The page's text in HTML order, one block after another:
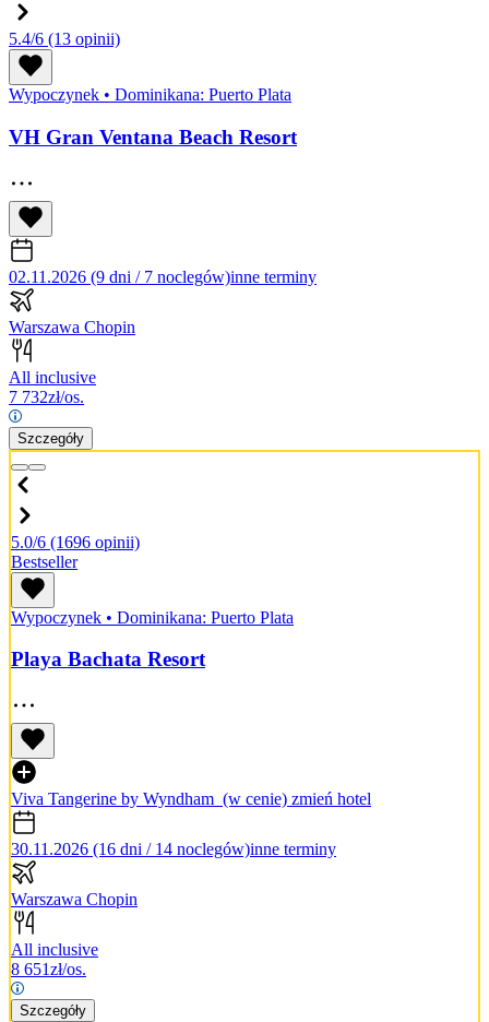
5.4/6 (13 opinii)
Wypoczynek • Dominikana: Puerto Plata
VH Gran Ventana Beach Resort
02.11.2026 (9 dni / 7 noclegów)inne terminy
Warszawa Chopin
All inclusive
7 732zł/os.
Szczegóły
5.0/6 (1696 opinii)
Bestseller
Wypoczynek • Dominikana: Puerto Plata
Playa Bachata Resort
Viva Tangerine by Wyndham (w cenie) zmień hotel
30.11.2026 (16 dni / 14 noclegów)inne terminy
Warszawa Chopin
All inclusive
8 651zł/os.
Szczegóły